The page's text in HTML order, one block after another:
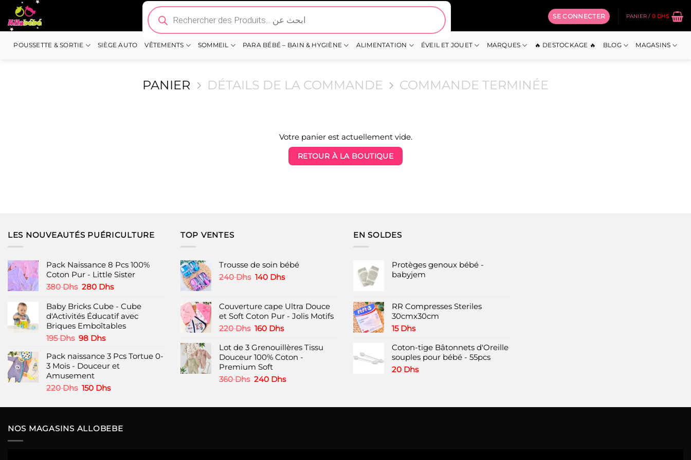
Passer
au
contenu
Recherche
de
produits
SE CONNECTER PANIER / 0 DHS
POUSSETTE & SORTIE SIÈGE AUTO VÊTEMENTS SOMMEIL PARA BÉBÉ – BAIN & HYGIÈNE ALIMENTATION ÉVEIL ET JOUET MARQUES 🔥 DESTOCKAGE 🔥 BLOG MAGASINS
PANIER DÉTAILS DE LA COMMANDE COMMANDE TERMINÉE
Votre panier est actuellement vide.
RETOUR À LA BOUTIQUE
LES NOUVEAUTÉS PUÉRICULTURE
Pack Naissance 8 Pcs 100%
Coton Pur - Little Sister
380Dhs Le
initial
était :
380 Dhs.
280 DhsLe
actuel
est :
280 Dhs.
Baby Bricks Cube - Cube
d'Activités Éducatif avec
Briques Emboîtables
195Dhs Le
initial
était :
195 Dhs.
98 DhsLe
actuel
est :
Pack naissance 3 Pcs Tortue 0-
3 Mois - Douceur et
Amusement
220Dhs Le
initial
220 Dhs.
150 DhsLe
actuel
150 Dhs.
TOP VENTES
Trousse de soin bébé
240Dhs Le
était :
240 Dhs.
140 DhsLe
est :
140 Dhs.
Couverture cape Ultra Douce
et Soft Coton Pur - Jolis Motifs
220Dhs Le
initial
était :
220 Dhs.
160 DhsLe
actuel
est :
Lot de 3 Grenouillères Tissu
Douceur 100% Coton -
Premium Soft
360Dhs Le
était :
240 DhsLe
est :
EN SOLDES
Protèges genoux bébé -
babyjem
RR Compresses Steriles
30cmx30cm
15 Dhs
Coton-tige Bâtonnets d'Oreille
souples pour bébé - 55pcs
20 Dhs
NOS MAGASINS ALLOBEBE